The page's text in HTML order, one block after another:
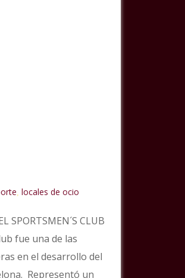
, locales de ocio
SPORTSMEN´S CLUB
fue una de las
en el desarrollo del
Representó un